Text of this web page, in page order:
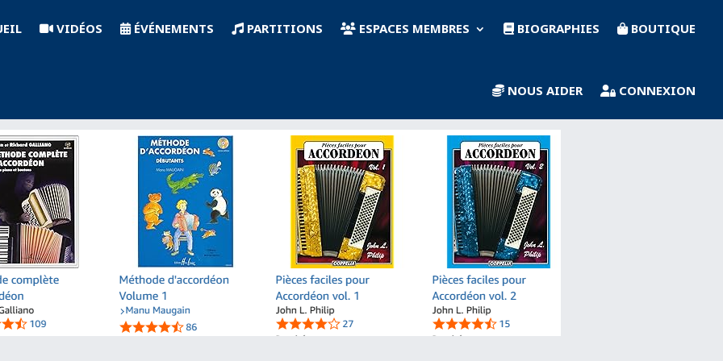
VIDÉOS ÉVÉNEMENTS PARTITIONS ESPACES MEMBRES BIOGRAPHIES BOUTIQUE
NOUS AIDER CONNEXION